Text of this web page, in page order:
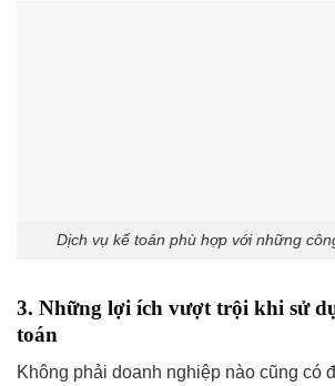
Dịch vụ kế toán phù hợp với những
3. Những lợi ích vượt trội khi sử
toán
Không phải doanh nghiệp nào cũng có